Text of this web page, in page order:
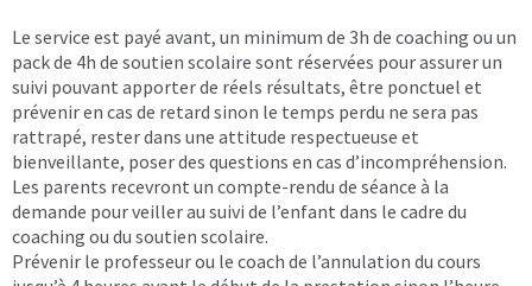
Le service est payé avant, un minimum de 3h de coaching ou un
pack de 4h de soutien scolaire sont réservées pour assurer un
suivi pouvant apporter de réels résultats, être ponctuel et
prévenir en cas de retard sinon le temps perdu ne sera pas
rattrapé, rester dans une attitude respectueuse et
bienveillante, poser des questions en cas d’incompréhension.
Les parents recevront un compte-rendu de séance à la
demande pour veiller au suivi de l’enfant dans le cadre du
coaching ou du soutien scolaire.
Prévenir le professeur ou le coach de l’annulation du cours